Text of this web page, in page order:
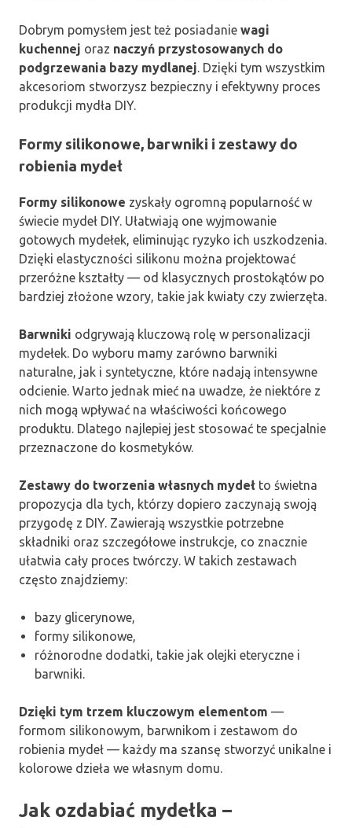
Dobrym pomysłem jest też posiadanie wagi
kuchennej oraz naczyń przystosowanych do
podgrzewania bazy mydlanej. Dzięki tym wszystkim
akcesoriom stworzysz bezpieczny i efektywny proces
produkcji mydła DIY.
Formy silikonowe, barwniki i zestawy do
robienia mydeł
Formy silikonowe zyskały ogromną popularność w
świecie mydeł DIY. Ułatwiają one wyjmowanie
gotowych mydełek, eliminując ryzyko ich uszkodzenia.
Dzięki elastyczności silikonu można projektować
przeróżne kształty — od klasycznych prostokątów po
bardziej złożone wzory, takie jak kwiaty czy zwierzęta.
Barwniki odgrywają kluczową rolę w personalizacji
mydełek. Do wyboru mamy zarówno barwniki
naturalne, jak i syntetyczne, które nadają intensywne
odcienie. Warto jednak mieć na uwadze, że niektóre z
nich mogą wpływać na właściwości końcowego
produktu. Dlatego najlepiej jest stosować te specjalnie
przeznaczone do kosmetyków.
Zestawy do tworzenia własnych mydeł to świetna
propozycja dla tych, którzy dopiero zaczynają swoją
przygodę z DIY. Zawierają wszystkie potrzebne
składniki oraz szczegółowe instrukcje, co znacznie
ułatwia cały proces twórczy. W takich zestawach
często znajdziemy:
bazy glicerynowe,
formy silikonowe,
różnorodne dodatki, takie jak olejki eteryczne i
barwniki.
Dzięki tym trzem kluczowym elementom —
formom silikonowym, barwnikom i zestawom do
robienia mydeł — każdy ma szansę stworzyć unikalne i
kolorowe dzieła we własnym domu.
Jak ozdabiać mydełka –